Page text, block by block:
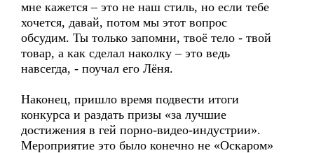
мне кажется – это не наш стиль, но если тебе
хочется, давай, потом мы этот вопрос
обсудим. Ты только запомни, твоё тело - твой
товар, а как сделал наколку – это ведь
навсегда, - поучал его Лёня.
Наконец, пришло время подвести итоги
конкурса и раздать призы «за лучшие
достижения в гей порно-видео-индустрии».
Мероприятие это было конечно не «Оскаром»